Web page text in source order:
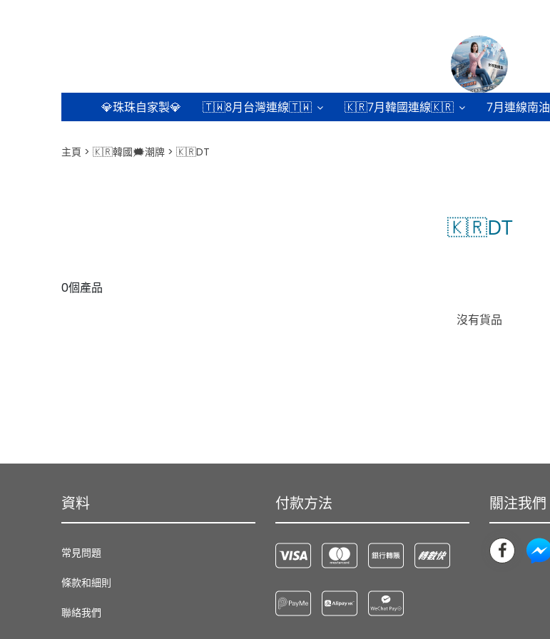
💎珠珠自家製💎 🇹🇼8月台灣連線🇹🇼 🇰🇷7月韓國連線🇰🇷 7月連線南油
主頁 🇰🇷韓國🗯️潮牌 🇰🇷DT
🇰🇷DT
0個產品
沒有貨品
資料
常見問題
條款和細則
聯絡我們
付款方法 關注我們